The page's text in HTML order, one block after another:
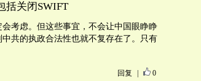
括关闭SWIFT
考虑。但这些事宜，不会让中国眼睁睁
共的执政合法性也就不复存在了。只有
回复 0